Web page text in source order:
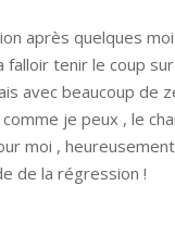
après quelques
falloir tenir le coup
avec beaucoup de
je peux , le
moi ,
de la régression !